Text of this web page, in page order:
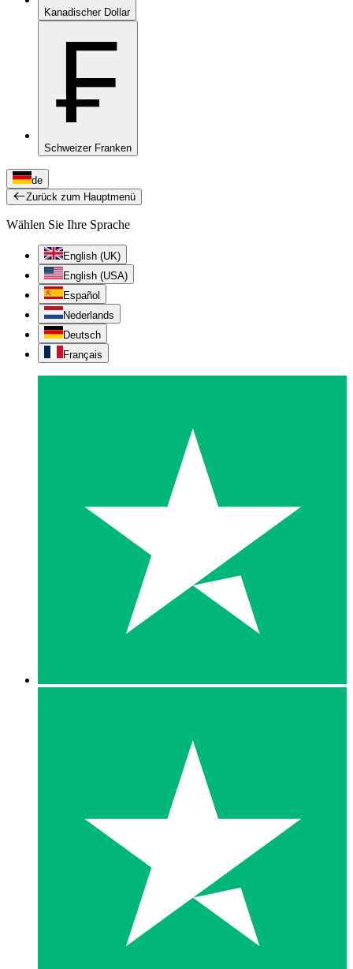
Kanadischer Dollar
₣
Schweizer Franken
de
Zurück zum Hauptmenü
Wählen Sie Ihre Sprache
English (UK)
English (USA)
Español
Nederlands
Deutsch
Français